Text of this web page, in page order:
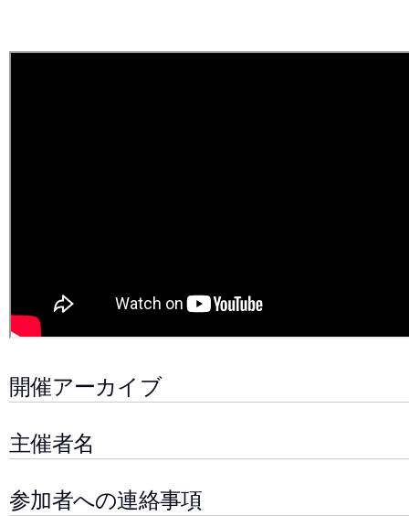
開催アーカイブ
主催者名
参加者への連絡事項